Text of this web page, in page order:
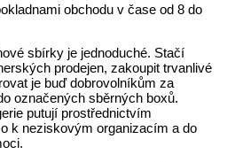
obchodu v čase od 8 do
sbírky je jednoduché. Stačí
prodejen, zakoupit trvanlivé
je buď dobrovolníkům za
označených sběrných boxů.
putují prostřednictvím
k neziskovým organizacím a do